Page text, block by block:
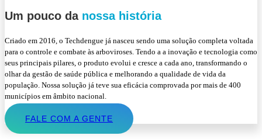
Um pouco danossa história
Criado em 2016, o Techdengue já nasceu sendo uma solução completa voltada
para o controle e combate às arboviroses. Tendo a a inovação e tecnologia como
seus principais pilares, o produto evolui e cresce a cada ano, transformando o
olhar da gestão de saúde pública e melhorando a qualidade de vida da
população. Nossa solução já teve sua eficácia comprovada por mais de 400
municípios em âmbito nacional.
FALE COM A GENTE